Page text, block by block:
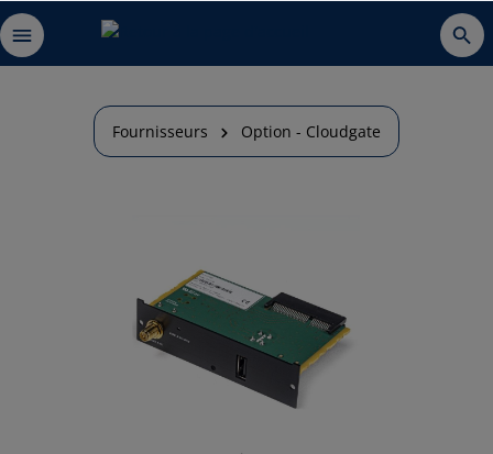
Fournisseurs Option - Cloudgate